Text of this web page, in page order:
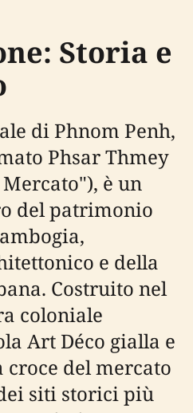
Storia e
di Phnom Penh,
Phsar Thmey
è un
del patrimonio
e della
Costruito nel
coloniale
Art Déco gialla e
del mercato
siti storici più